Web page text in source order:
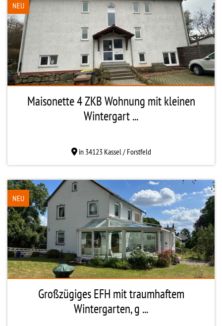
NEU
Maisonette 4 ZKB Wohnung mit kleinen
Wintergart ...
in 34123 Kassel / Forstfeld
NEU
Großzügiges EFH mit traumhaftem
Wintergarten, g ...